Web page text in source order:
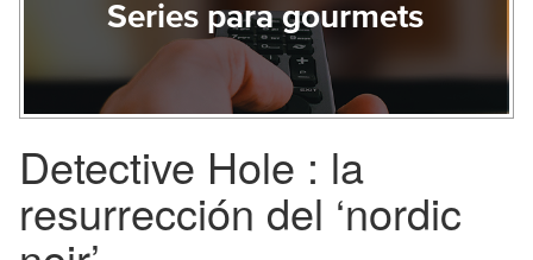
Series para gourmets
Detective Hole : la
resurrección del ‘nordic